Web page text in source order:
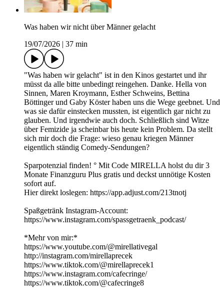
Was haben wir nicht über Männer gelacht
19/07/2026
37 min
"Was haben wir gelacht" ist in den Kinos gestartet und ihr
müsst da alle bitte unbedingt reingehen. Danke. Hella von
Sinnen, Maren Kroymann, Esther Schweins, Bettina
Böttinger und Gaby Köster haben uns die Wege geebnet. Und
was sie dafür einstecken mussten, ist eigentlich gar nicht zu
glauben. Und irgendwie auch doch. Schließlich sind Witze
über Femizide ja scheinbar bis heute kein Problem. Da stellt
sich mir doch die Frage: wieso genau kriegen Männer
eigentlich ständig Comedy-Sendungen?
Sparpotenzial finden! ° Mit Code MIRELLA holst du dir 3
Monate Finanzguru Plus gratis und deckst unnötige Kosten
sofort auf.
Hier direkt loslegen: https://app.adjust.com/213tnotj
Spaßgetränk Instagram-Account:
⁠https://www.instagram.com/spassgetraenk_podcast/
*Mehr von mir:*
https://www.youtube.com/@mirellativegal
http://instagram.com/mirellaprecek
https://www.tiktok.com/@mirellaprecek1
https://www.instagram.com/cafecringe/
https://www.tiktok.com/@cafecringe8